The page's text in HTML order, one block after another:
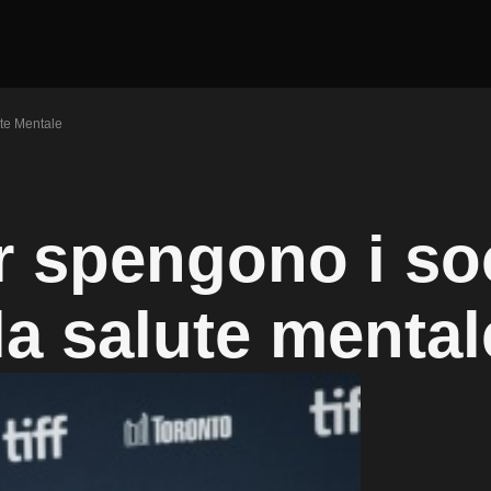
Mentale
spengono i
salute